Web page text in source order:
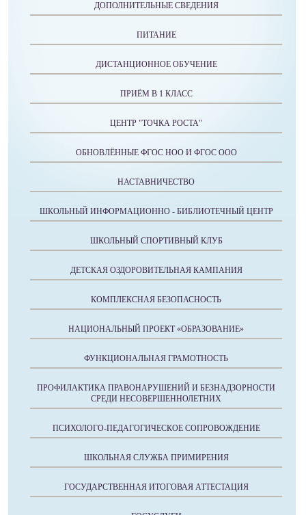
ДОПОЛНИТЕЛЬНЫЕ СВЕДЕНИЯ
ПИТАНИЕ
ДИСТАНЦИОННОЕ ОБУЧЕНИЕ
ПРИЁМ В 1 КЛАСС
ЦЕНТР "ТОЧКА РОСТА"
ОБНОВЛЁННЫЕ ФГОС НОО И ФГОС ООО
НАСТАВНИЧЕСТВО
ШКОЛЬНЫЙ ИНФОРМАЦИОННО - БИБЛИОТЕЧНЫЙ ЦЕНТР
ШКОЛЬНЫЙ СПОРТИВНЫЙ КЛУБ
ДЕТСКАЯ ОЗДОРОВИТЕЛЬНАЯ КАМПАНИЯ
КОМПЛЕКСНАЯ БЕЗОПАСНОСТЬ
НАЦИОНАЛЬНЫЙ ПРОЕКТ «ОБРАЗОВАНИЕ»
ФУНКЦИОНАЛЬНАЯ ГРАМОТНОСТЬ
ПРОФИЛАКТИКА ПРАВОНАРУШЕНИЙ И БЕЗНАДЗОРНОСТИ
СРЕДИ НЕСОВЕРШЕННОЛЕТНИХ
ПСИХОЛОГО-ПЕДАГОГИЧЕСКОЕ СОПРОВОЖДЕНИЕ
ШКОЛЬНАЯ СЛУЖБА ПРИМИРЕНИЯ
ГОСУДАРСТВЕННАЯ ИТОГОВАЯ АТТЕСТАЦИЯ